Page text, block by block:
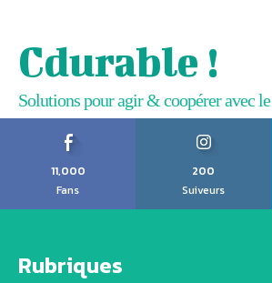
Cdurable !
Solutions pour agir & coopérer avec
11,000
Fans
200
Suiveurs
Rubriques